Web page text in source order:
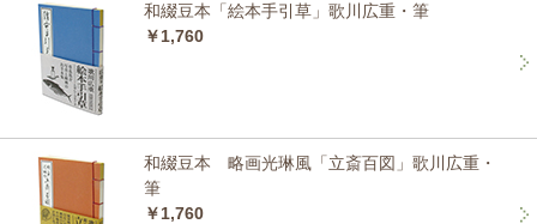
和綴豆本「絵本手引草」歌川広重・筆
￥1,760
和綴豆本 略画光琳風「立斎百図」歌川広重・
筆
￥1,760